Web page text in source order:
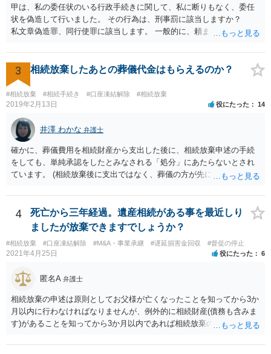
甲は、私の委任状のいる行政手続きに関して、私に断りもなく、委任
状を偽造して行いました。 その行為は、刑事罰に該当しますか？
私文章偽造罪、同行使罪に該当します。 一般的に、頼まれた（委任さ
か？ 委任状を偽造して使用することはまでは依頼の範囲ではない
ので できないと思います。
3 相続放棄したあとの葬儀代金はもらえるのか？
#相続放棄 #相続手続き #口座凍結解除 #相続放棄
2019年2月13日 役にたった 14
井澤 わかな 弁護士
確かに、葬儀費用を相続財産から支出した後に、相続放棄申述の手続
をしても、単純承認をしたとみなされる「処分」にあたらないとされ
ています。 (相続放棄後に支出ではなく、葬儀の方が先に来るのが通常
述の手続ということだと思いますが) ただ、葬儀費用ならいくらでもよ
いということではなく、身分相応の、社会的儀式として当然認められ
る程度の金額に留まると考えた方がよいです。 もし、相続人の皆さん
に葬儀費用を支出する経済力がなく、質素な葬儀を行った費用であれ
ば相続財産から支出しても単純承認と認められない可能性が高いの
で、相続放棄申述が受理される可能性も高いと思います。
4
死亡から三年経過。遺産相続がある事を最近しり
ましたが放棄できますでしょうか？
#相続放棄 #口座凍結解除 #M&A・事業承継 #遅延損害金回収 #督促の停止
2021年4月25日 役にたった 6
匿名A 弁護士
相続放棄の申述は原則としてお父様が亡くなったことを知ってから3か
月以内に行わなければなりませんが、例外的に相続財産(債務も含みま
す)があることを知ってから3か月以内であれば相続放棄の申述が認め
したら、早急に家裁に行って相続放棄の申述をしたい旨告げて必要な